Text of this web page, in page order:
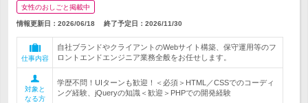
女性のおしごと掲載中
情報更新日：2026/06/18 終了予定日： 2026/11/30
仕事内容
自社ブランドやクライアントのWebサイト構築、保守運用等のフ
ロントエンドエンジニア業務全般をお任せします。
対象と
なる方
学歴不問！UIターンも歓迎！＜必須＞HTML／CSSでのコーディ
ング経験、jQueryの知識＜歓迎＞PHPでの開発経験